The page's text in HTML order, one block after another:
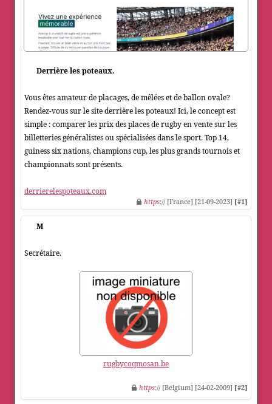
Derrière les poteaux.
Vous êtes amateur de placages, de mêlées et de ballon ovale?
Rendez-vous sur le site derrière les poteaux! Ici, le concept est
simple : comparer les prix des places de rugby en vente sur les
billetteries généralistes ou spécialisées dans le sport. Top 14,
guiness six nations, champions cup, les plus grands tournois et
championnats sont présents.
derrierelespoteaux.com
https:// [France] [21-09-2023] [#1]
M
Secrétaire.
rugbycoqmosan.be
https:// [Belgium] [24-02-2009] [#2]